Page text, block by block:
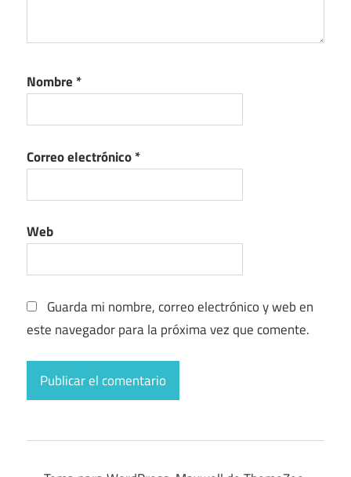
Nombre *
Correo electrónico*
Web
Guarda mi nombre, correo electrónico y web en
este navegador para la próxima vez que comente.